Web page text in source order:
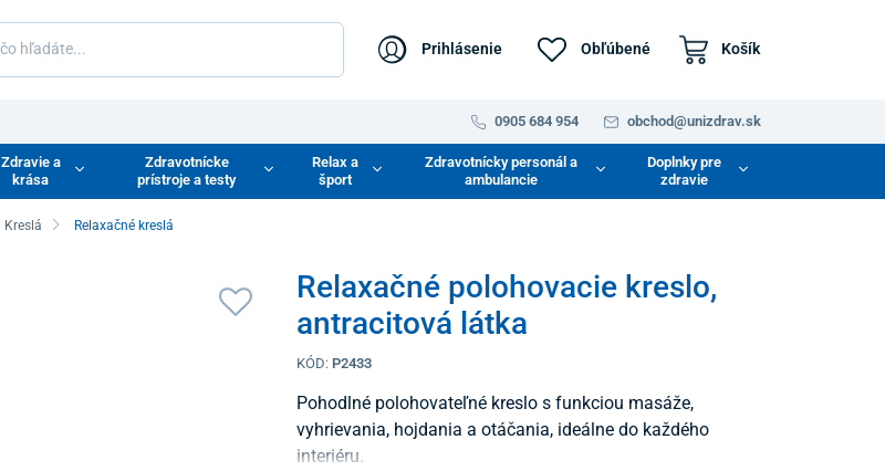
Prihlásenie Obľúbené Košík
0905 684 954 obchod@unizdrav.sk
Zdravie a
krása
Zdravotnícke
prístroje a testy
Relax a
šport
Zdravotnícky personál a
ambulancie
Doplnky pre
zdravie
Kreslá Relaxačné kreslá
Relaxačné polohovacie kreslo,
antracitová látka
KÓD: P2433
Pohodlné polohovateľné kreslo s funkciou masáže,
vyhrievania, hojdania a otáčania, ideálne do každého
interiéru.